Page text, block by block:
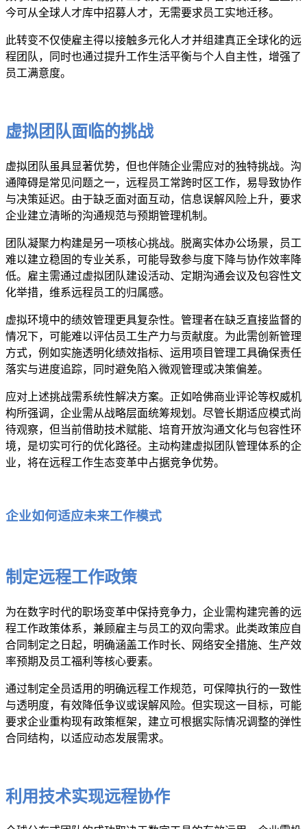
今可从全球人才库中招募人才，无需要求员工实地迁移。
此转变不仅使雇主得以接触多元化人才并组建真正全球化的远
程团队，同时也通过提升工作生活平衡与个人自主性，增强了
员工满意度。
虚拟团队面临的挑战
虚拟团队虽具显著优势，但也伴随企业需应对的独特挑战。沟
通障碍是常见问题之一，远程员工常跨时区工作，易导致协作
与决策延迟。由于缺乏面对面互动，信息误解风险上升，要求
企业建立清晰的沟通规范与预期管理机制。
团队凝聚力构建是另一项核心挑战。脱离实体办公场景，员工
难以建立稳固的专业关系，可能导致参与度下降与协作效率降
低。雇主需通过虚拟团队建设活动、定期沟通会议及包容性文
化举措，维系远程员工的归属感。
虚拟环境中的绩效管理更具复杂性。管理者在缺乏直接监督的
情况下，可能难以评估员工生产力与贡献度。为此需创新管理
方式，例如实施透明化绩效指标、运用项目管理工具确保责任
落实与进度追踪，同时避免陷入微观管理或决策偏差。
应对上述挑战需系统性解决方案。正如哈佛商业评论等权威机
构所强调，企业需从战略层面统筹规划。尽管长期适应模式尚
待观察，但当前借助技术赋能、培育开放沟通文化与包容性环
境，是切实可行的优化路径。主动构建虚拟团队管理体系的企
业，将在远程工作生态变革中占据竞争优势。
企业如何适应未来工作模式
制定远程工作政策
为在数字时代的职场变革中保持竞争力，企业需构建完善的远
程工作政策体系，兼顾雇主与员工的双向需求。此类政策应自
合同制定之日起，明确涵盖工作时长、网络安全措施、生产效
率预期及员工福利等核心要素。
通过制定全员适用的明确远程工作规范，可保障执行的一致性
与透明度，有效降低争议或误解风险。但实现这一目标，可能
要求企业重构现有政策框架，建立可根据实际情况调整的弹性
合同结构，以适应动态发展需求。
利用技术实现远程协作